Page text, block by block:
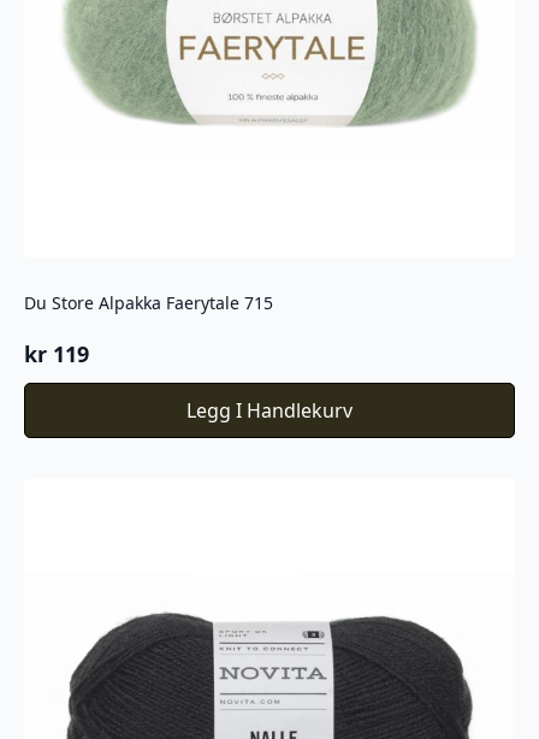
Du Store Alpakka Faerytale 715
kr 119
Legg I Handlekurv